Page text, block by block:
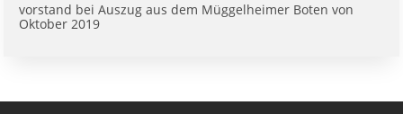
vorstand beiAuszug aus dem Müggelheimer Boten von
Oktober 2019